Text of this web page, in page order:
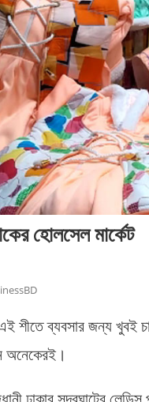
হোলসেল মার্কেট
ব্যবসার জন্য খুবই
অনেকেরই।